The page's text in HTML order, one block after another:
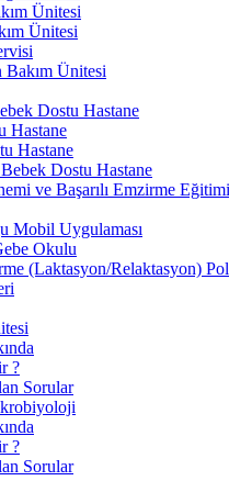
Ünitesi
Ünitesi
Bakım Ünitesi
Dostu Hastane
Hastane
Hastane
Dostu Hastane
ve Başarılı Emzirme Eğitimi
Mobil Uygulaması
Okulu
(Laktasyon/Relaktasyon)
?
Sorular
?
Sorular